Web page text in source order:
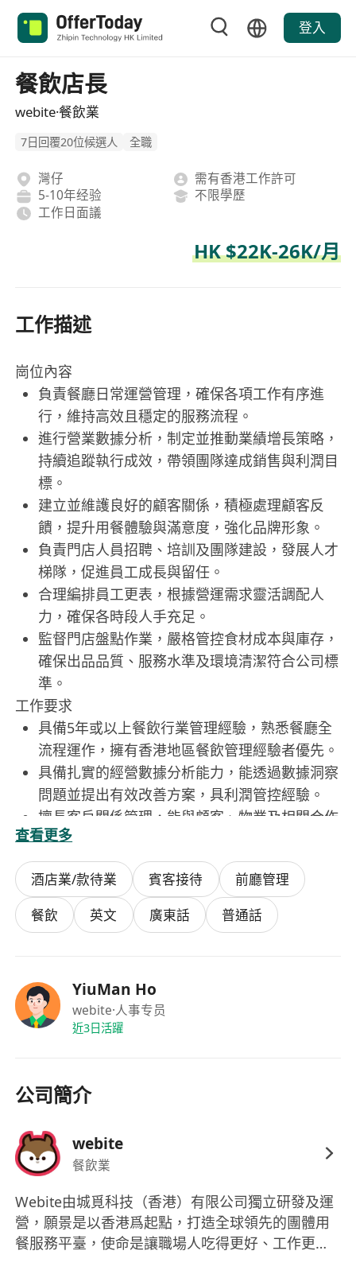
登入
餐飲店長
webite·餐飲業
7日回覆20位候選人 全職
灣仔
需有香港工作許可
5-10年经验
不限學歷
工作日面議
HK $22K-26K/月
工作描述
崗位內容
負責餐廳日常運營管理，確保各項工作有序進
行，維持高效且穩定的服務流程。
進行營業數據分析，制定並推動業績增長策略，
持續追蹤執行成效，帶領團隊達成銷售與利潤目
標。
建立並維護良好的顧客關係，積極處理顧客反
饋，提升用餐體驗與滿意度，強化品牌形象。
負責門店人員招聘、培訓及團隊建設，發展人才
梯隊，促進員工成長與留任。
合理編排員工更表，根據營運需求靈活調配人
力，確保各時段人手充足。
監督門店盤點作業，嚴格管控食材成本與庫存，
確保出品品質、服務水準及環境清潔符合公司標
準。
工作要求
具備5年或以上餐飲行業管理經驗，熟悉餐廳全
流程運作，擁有香港地區餐飲管理經驗者優先。
具備扎實的經營數據分析能力，能透過數據洞察
問題並提出有效改善方案，具利潤管控經驗。
擅長客戶關係管理，能與顧客、物業及相關合作
方保持良好溝通，提升品牌口碑與合作穩定性。
具備強烈的結果導向思維，善於激勵團隊、領導
下屬，具備人才培育與組織發展能力。
粵語及普通話流利，具備良好溝通表達能力。
工作地點由公司根據項目安排。
查看更多
酒店業/款待業 賓客接待
前廳管理
餐飲
英文 廣東話 普通話
YiuMan Ho
webite·人事专员
近3日活躍
公司簡介
webite
餐飲業
Webite由城覓科技（香港）有限公司獨立研發及運
營，願景是以香港爲起點，打造全球領先的團體用
餐服務平臺，使命是讓職場人吃得更好、工作更